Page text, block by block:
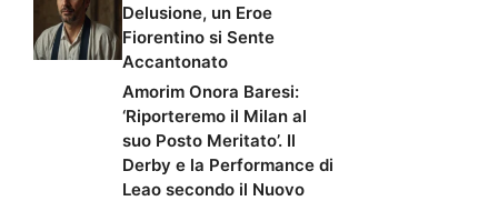
Delusione, un Eroe
Fiorentino si Sente
Accantonato
Amorim Onora Baresi:
‘Riporteremo il Milan al
suo Posto Meritato’. Il
Derby e la Performance di
Leao secondo il Nuovo